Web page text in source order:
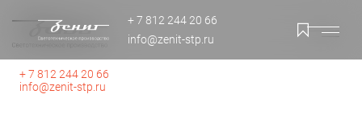
+ 7 812 244 20 66
info@zenit-stp.ru
+ 7 812 244 20 66
info@zenit-stp.ru